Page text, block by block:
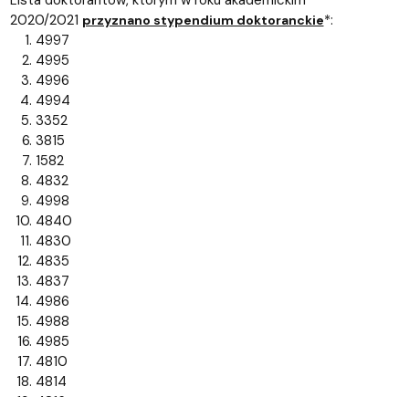
2020/2021 przyznano stypendium doktoranckie*:
4997
4995
4996
4994
3352
3815
1582
4832
4998
4840
4830
4835
4837
4986
4988
4985
4810
4814